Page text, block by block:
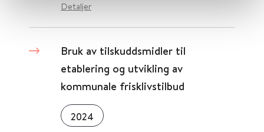
Detaljer
Bruk av tilskuddsmidler til
etablering og utvikling av
kommunale frisklivstilbud
2024